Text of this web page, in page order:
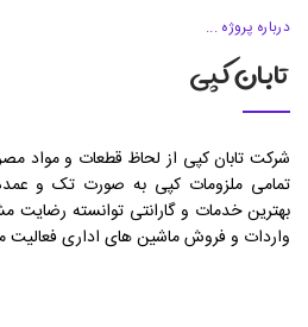
درباره پروژه ...
تابان کپی
شرکت تابان کپی از لحاظ قطعات و مواد
تمامی ملزومات کپی به صورت تک و
بهترین خدمات و گارانتی توانسته رضایت
واردات و فروش ماشین های اداری فعالیت